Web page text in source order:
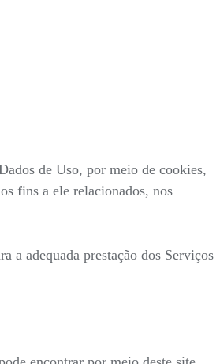
de Uso, por meio de cookies,
fins a ele relacionados, nos
a adequada prestação dos Serviços